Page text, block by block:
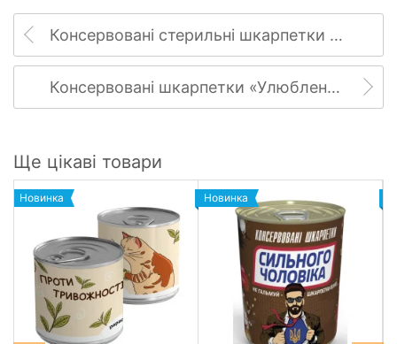
Консервовані стерильні шкарпетки «Медика», жіночі
Консервовані шкарпетки «Улюбленої доньки»
Ще цікаві товари
Новинка Новинка